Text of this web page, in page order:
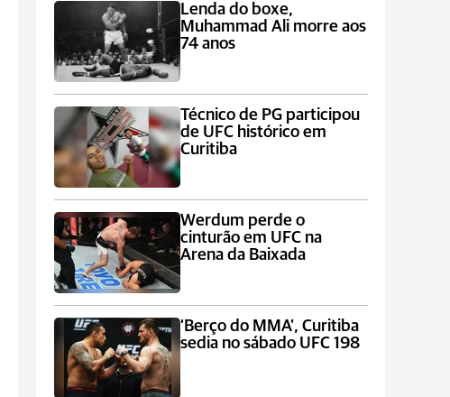
Lenda do boxe,
Muhammad Ali morre aos
74 anos
Técnico de PG participou
de UFC histórico em
Curitiba
Werdum perde o
cinturão em UFC na
Arena da Baixada
‘Berço do MMA’, Curitiba
sedia no sábado UFC 198